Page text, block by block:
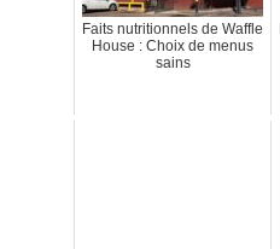
Faits nutritionnels de Waffle
House : Choix de menus
sains